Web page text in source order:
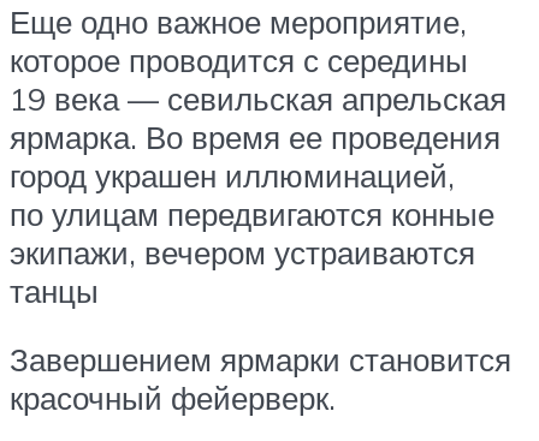
Еще одно важное мероприятие,
которое проводится с середины
19 века — севильская апрельская
ярмарка. Во время ее проведения
город украшен иллюминацией,
по улицам передвигаются конные
экипажи, вечером устраиваются
танцы
Завершением ярмарки становится
красочный фейерверк.